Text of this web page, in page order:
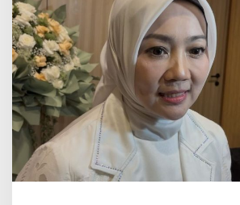
S
e
b
u
t
a
s
i
l
a